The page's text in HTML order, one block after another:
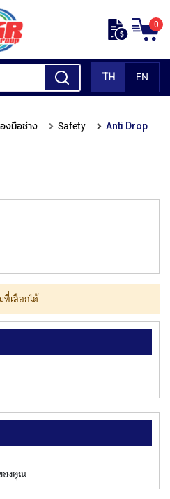
0
TH EN
งมือช่าง Safety Anti Drop
ที่เลือกได้
องคุณ